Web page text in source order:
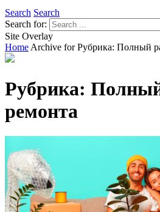
Search Search
Search for:
Site Overlay
Home Archive forРубрика: Полный
Рубрика:
ремонта